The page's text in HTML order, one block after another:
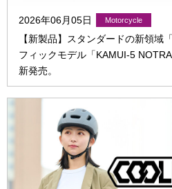
2026年06月05日
【新製品】スタンダードの新領域
フィックモデル「KAMUI-5
新発売。